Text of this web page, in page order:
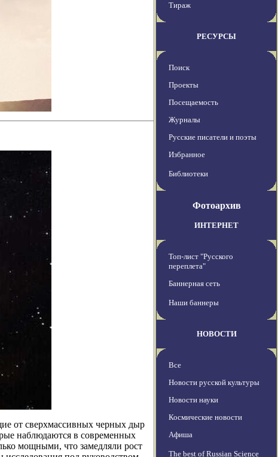
от сверхмассивных черных дыр
наблюдаются в современных
мощными, что замедляли рост
Тираж
РЕСУРСЫ
Поиск
Проекты
Посещаемость
Журналы
Русские писатели и поэты
Избранное
Библиотеки
Фотоархив
ИНТЕРНЕТ
Топ-лист "Русского
переплета"
Баннерная сеть
Наши баннеры
НОВОСТИ
Все
Новости русской культуры
Новости науки
Космические новости
Афиша
The best of Russian Science